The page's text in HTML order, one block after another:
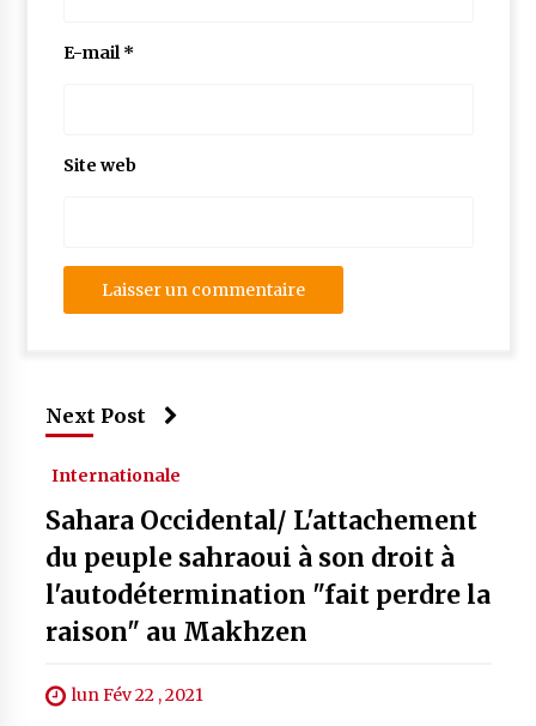
E-mail*
Site web
Next Post
Internationale
Sahara Occidental/ L'attachement
du peuple sahraoui à son droit à
l'autodétermination "fait perdre la
raison" au Makhzen
lun Fév 22 , 2021